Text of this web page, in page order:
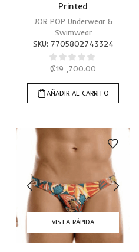
Printed
JOR POP Underwear &
Swimwear
SKU: 7705802743324
₡19 ,700.00
AÑADIR AL CARRITO
VISTA RÁPIDA